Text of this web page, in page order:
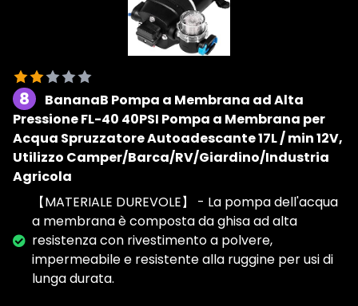
8
BananaB Pompa a Membrana ad Alta
Pressione FL-40 40PSI Pompa a Membrana per
Acqua Spruzzatore Autoadescante 17L / min 12V,
Utilizzo Camper/Barca/RV/Giardino/Industria
Agricola
【MATERIALE DUREVOLE】 - La pompa dell'acqua
a membrana è composta da ghisa ad alta
resistenza con rivestimento a polvere,
impermeabile e resistente alla ruggine per usi di
lunga durata.